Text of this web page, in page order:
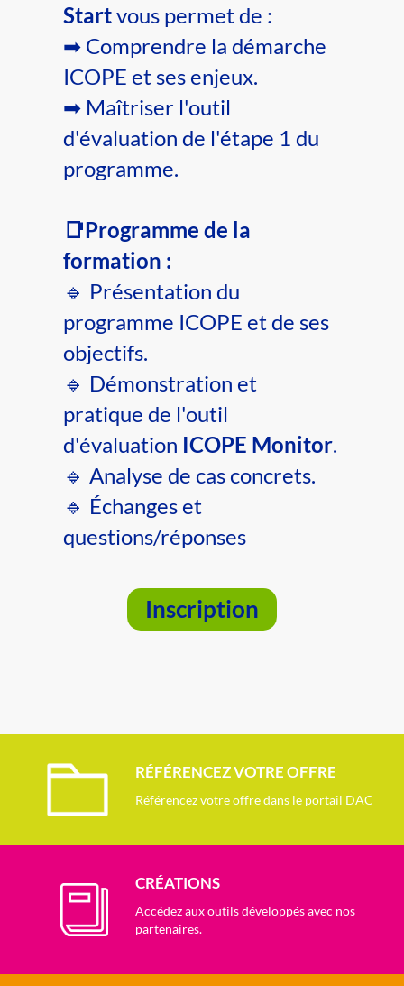
Startvous permet de :
➡ Comprendre la démarche
ICOPE et ses enjeux.
➡ Maîtriser l'outil
d'évaluation de l'étape 1 du
programme.
📑Programme de la
formation :
🔹 Présentation du
programme ICOPE et de ses
objectifs.
🔹 Démonstration et
pratique de l'outil
d'évaluation ICOPE Monitor.
🔹 Analyse de cas concrets.
🔹 Échanges et
questions/réponses
Inscription
RÉFÉRENCEZ VOTRE OFFRE
Référencez votre offre dans le portail DAC
CRÉATIONS
Accédez aux outils développés avec nos
partenaires.